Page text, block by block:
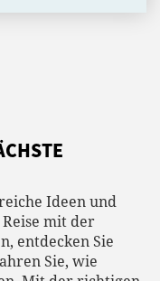
Ideen und
mit der
entdecken Sie
Sie, wie